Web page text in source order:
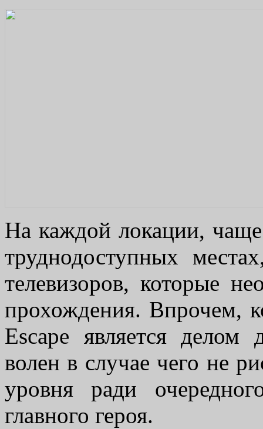
На каждой локации,
труднодоступных
телевизоров, которые
прохождения. Впрочем,
Escape является делом
волен в случае чего не
уровня ради
главного героя.